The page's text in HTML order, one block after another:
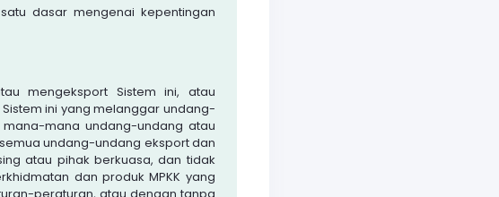
dasar mengenai kepentingan
mengeksport Sistem ini, atau
ini yang melanggar undang-
mana undang-undang atau
undang-undang eksport dan
atau pihak berkuasa, dan tidak
dan produk MPKK yang